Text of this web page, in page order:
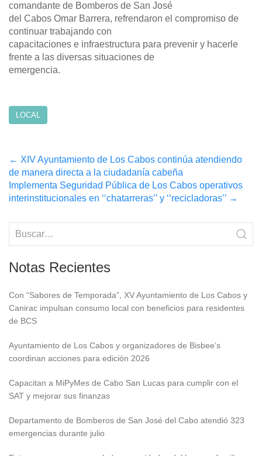
comandante de Bomberos de San José
del Cabos Omar Barrera, refrendaron el compromiso de
continuar trabajando con
capacitaciones e infraestructura para prevenir y hacerle
frente a las diversas situaciones de
emergencia.
LOCAL
Post
navigation
← XIV Ayuntamiento de Los Cabos continúa atendiendo
de manera directa a la ciudadanía cabeña
Implementa Seguridad Pública de Los Cabos operativos
interinstitucionales en ‘‘chatarreras’’ y ‘‘recicladoras’’ →
Notas Recientes
Con “Sabores de Temporada”, XV Ayuntamiento de Los Cabos y
Canirac impulsan consumo local con beneficios para residentes
de BCS
Ayuntamiento de Los Cabos y organizadores de Bisbee’s
coordinan acciones para edición 2026
Capacitan a MiPyMes de Cabo San Lucas para cumplir con el
SAT y mejorar sus finanzas
Departamento de Bomberos de San José del Cabo atendió 323
emergencias durante julio